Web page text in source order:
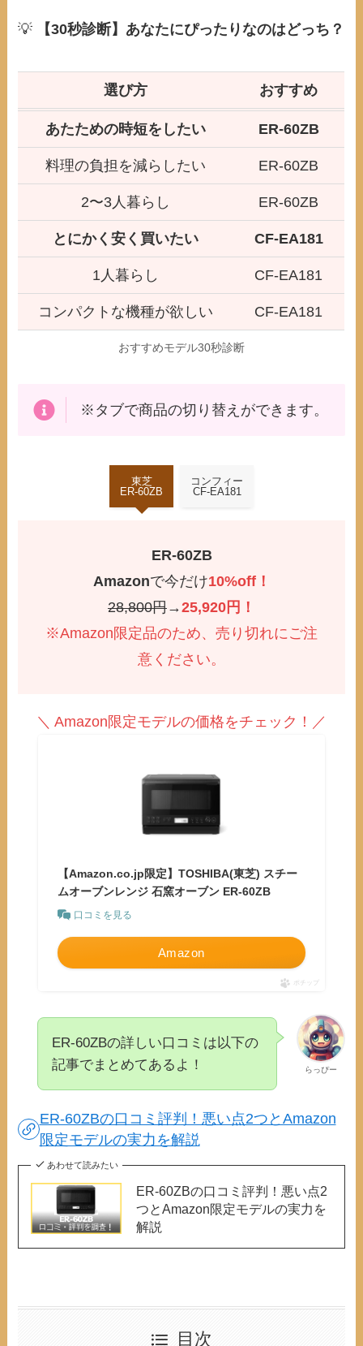
💡 【30秒診断】あなたにぴったりなのはどっち？
選び方 おすすめ
あたための時短をしたい ER-60ZB
料理の負担を減らしたい ER-60ZB
2〜3人暮らし ER-60ZB
とにかく安く買いたい CF-EA181
1人暮らし CF-EA181
コンパクトな機種が欲しい CF-EA181
おすすめモデル30秒診断
※タブで商品の切り替えができます。
東芝
ER-60ZB
コンフィー
CF-EA181
ER-60ZB
Amazonで今だけ10%off！
28,800円→25,920円！
※Amazon限定品のため、売り切れにご注
意ください。
＼ Amazon限定モデルの価格をチェック！／
【Amazon.co.jp限定】TOSHIBA(東芝) スチー
ムオーブンレンジ 石窯オーブン ER-60ZB
口コミを見る
Amazon
ポチップ
らっぴー
ER-60ZBの詳しい口コミは以下の
記事でまとめてあるよ！
ER-60ZBの口コミ評判！悪い点2つとAmazon
限定モデルの実力を解説
あわせて読みたい
ER-60ZBの口コミ評判！悪い点2
つとAmazon限定モデルの実力を
解説
目次